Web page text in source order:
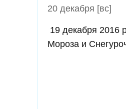
20 декабря [вс]
19 декабря 2016
Мороза и